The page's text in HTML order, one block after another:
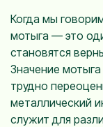
Когда мы
мотыга — это
становятся
Значение
трудно
металлический
служит для